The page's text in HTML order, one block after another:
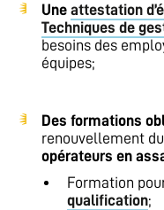
Une attestation
Techniques de
besoins des
équipes;
Des formations
renouvellement du
opérateurs en
Formation
qualification;